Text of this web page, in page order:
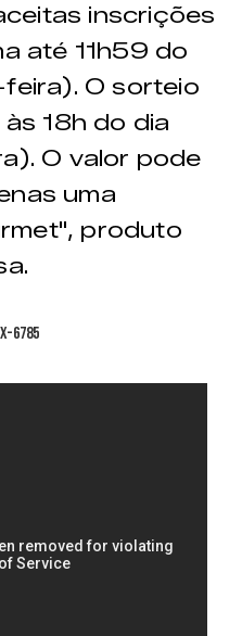
inscrições
até 11h59 do
O sorteio
18h do dia
O valor pode
uma
produto
6785